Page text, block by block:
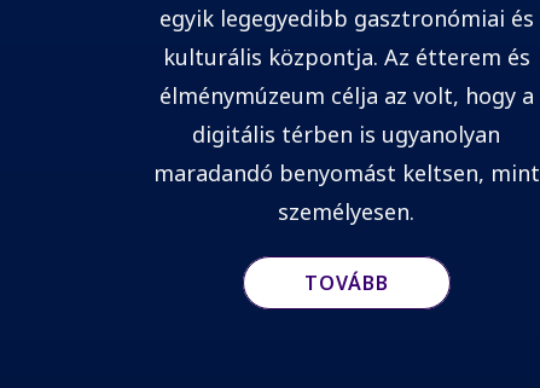
egyik legegyedibb gasztronómiai és
kulturális központja. Az étterem és
élménymúzeum célja az volt, hogy a
digitális térben is ugyanolyan
maradandó benyomást keltsen, mint
személyesen.
TOVÁBB